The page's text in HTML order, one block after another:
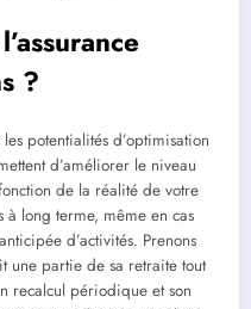
?
potentialités d’optimisation
d’améliorer le niveau
de la réalité de votre
à long terme, même en cas
d’activités. Prenons
une partie de sa retraite tout
recalcul périodique et son